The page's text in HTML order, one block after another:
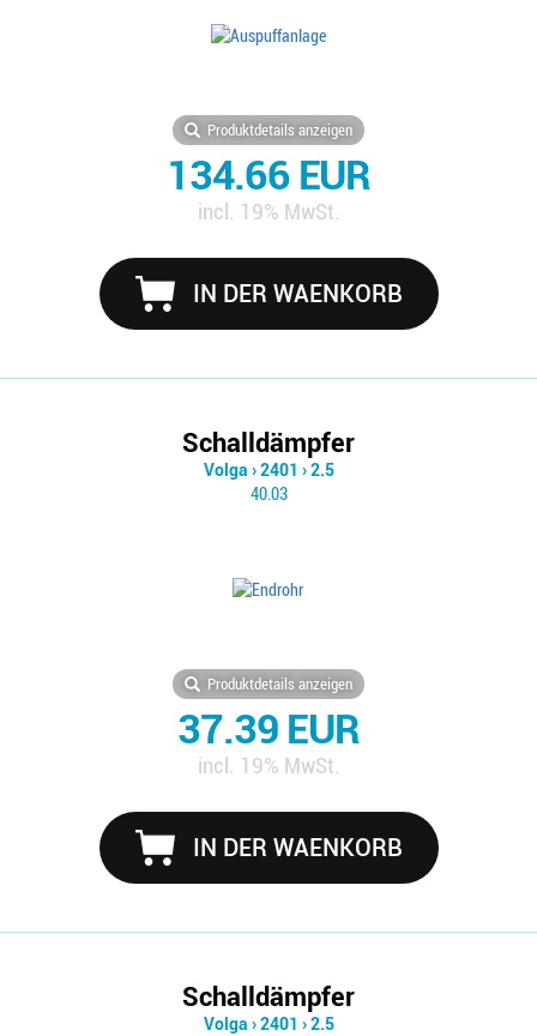
Produktdetails anzeigen
134.66 EUR
incl. 19% MwSt.
IN DER WAENKORB
Schalldämpfer
Volga ›2401 ›2.5
40.03
Produktdetails anzeigen
37.39 EUR
incl. 19% MwSt.
IN DER WAENKORB
Schalldämpfer
Volga ›2401 ›2.5